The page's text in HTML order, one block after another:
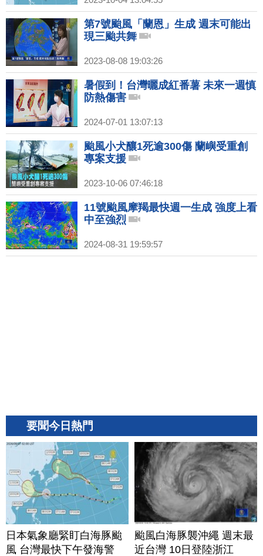
第7號颱風「蘭恩」生成 週末可能出
現三颱共舞
2023-08-08 19:03:26
暑假到！台灣曬成紅番薯 未來一週慎
防熱傷害
2024-07-01 13:07:13
颱風小犬釀1死逾300傷 蘭嶼受重創
專案支援
2023-10-06 07:46:18
11號颱風摩羯最快週一生成 強度上看
中至強烈
2024-08-31 19:59:57
要聞今日熱門
日本氣象廳緊盯白海豚颱
風 台灣最快下午發海警
颱風白海豚襲沖繩 週末最
近台灣 10日登陸浙江